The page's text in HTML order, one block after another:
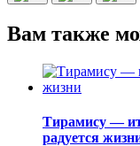
Вам также
Тирамису —
радуется